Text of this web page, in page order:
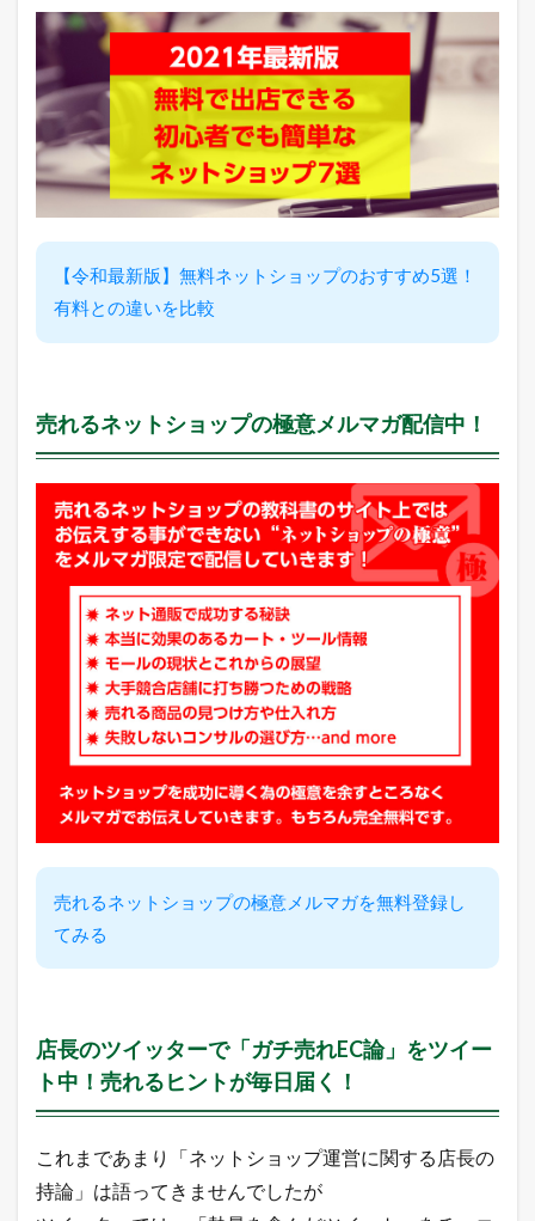
2.4
h
o
o
!
総
合
急
上
ラ
ン
ン
店
長
う
で
も
い
つ
ぶ
や
き
【令和最新版】無料ネットショップのおすすめ5選！
有料との違いを比較
売れるネットショップの極意メルマガ配信中！
売れるネットショップの極意メルマガを無料登録し
てみる
店長のツイッターで「ガチ売れEC論」をツイー
ト中！売れるヒントが毎日届く！
これまであまり「ネットショップ運営に関する店長の
持論」は語ってきませんでしたが